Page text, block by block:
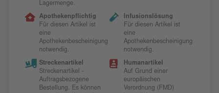
Lagermenge.
Apothekenpflichtig
Für diesen Artikel ist
eine
Apothekenbescheinigung
notwendig.
Infusionslösung
Für diesen Artikel ist
eine
Apothekenbescheinigung
notwendig.
Streckenartikel
Streckenartikel -
Auftragsbezogene
Bestellung. Es können
Humanartikel
Auf Grund einer
europäischen
Verordnung (FMD)